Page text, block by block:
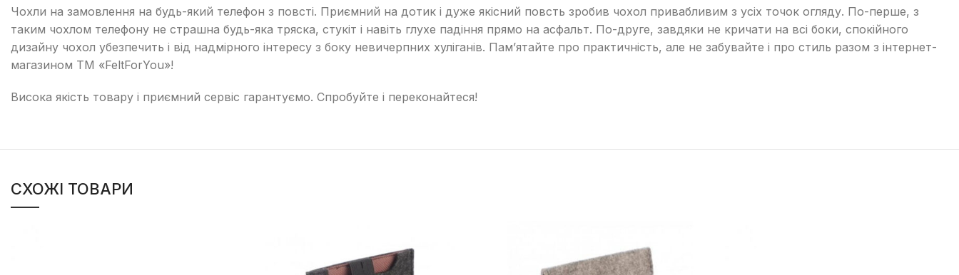
Чохли на замовлення на будь-який телефон з повсті. Приємний на дотик і дуже якісний повсть зробив чохол привабливим з усіх точок огляду. По-перше, з
таким чохлом телефону не страшна будь-яка тряска, стукіт і навіть глухе падіння прямо на асфальт. По-друге, завдяки не кричати на всі боки, спокійного
дизайну чохол убезпечить і від надмірного інтересу з боку невичерпних хуліганів. Пам’ятайте про практичність, але не забувайте і про стиль разом з інтернет-
магазином TM «FeltForYou»!
Висока якість товару і приємний сервіс гарантуємо. Спробуйте і переконайтеся!
СХОЖІ ТОВАРИ